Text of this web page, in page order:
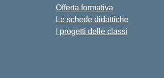
Offerta formativa
Le schede didattiche
I progetti delle classi